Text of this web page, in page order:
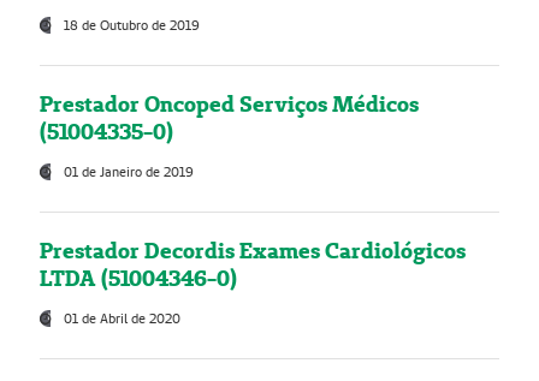
18 de Outubro de 2019
Prestador Oncoped Serviços Médicos
(51004335-0)
01 de Janeiro de 2019
Prestador Decordis Exames Cardiológicos
LTDA (51004346-0)
01 de Abril de 2020